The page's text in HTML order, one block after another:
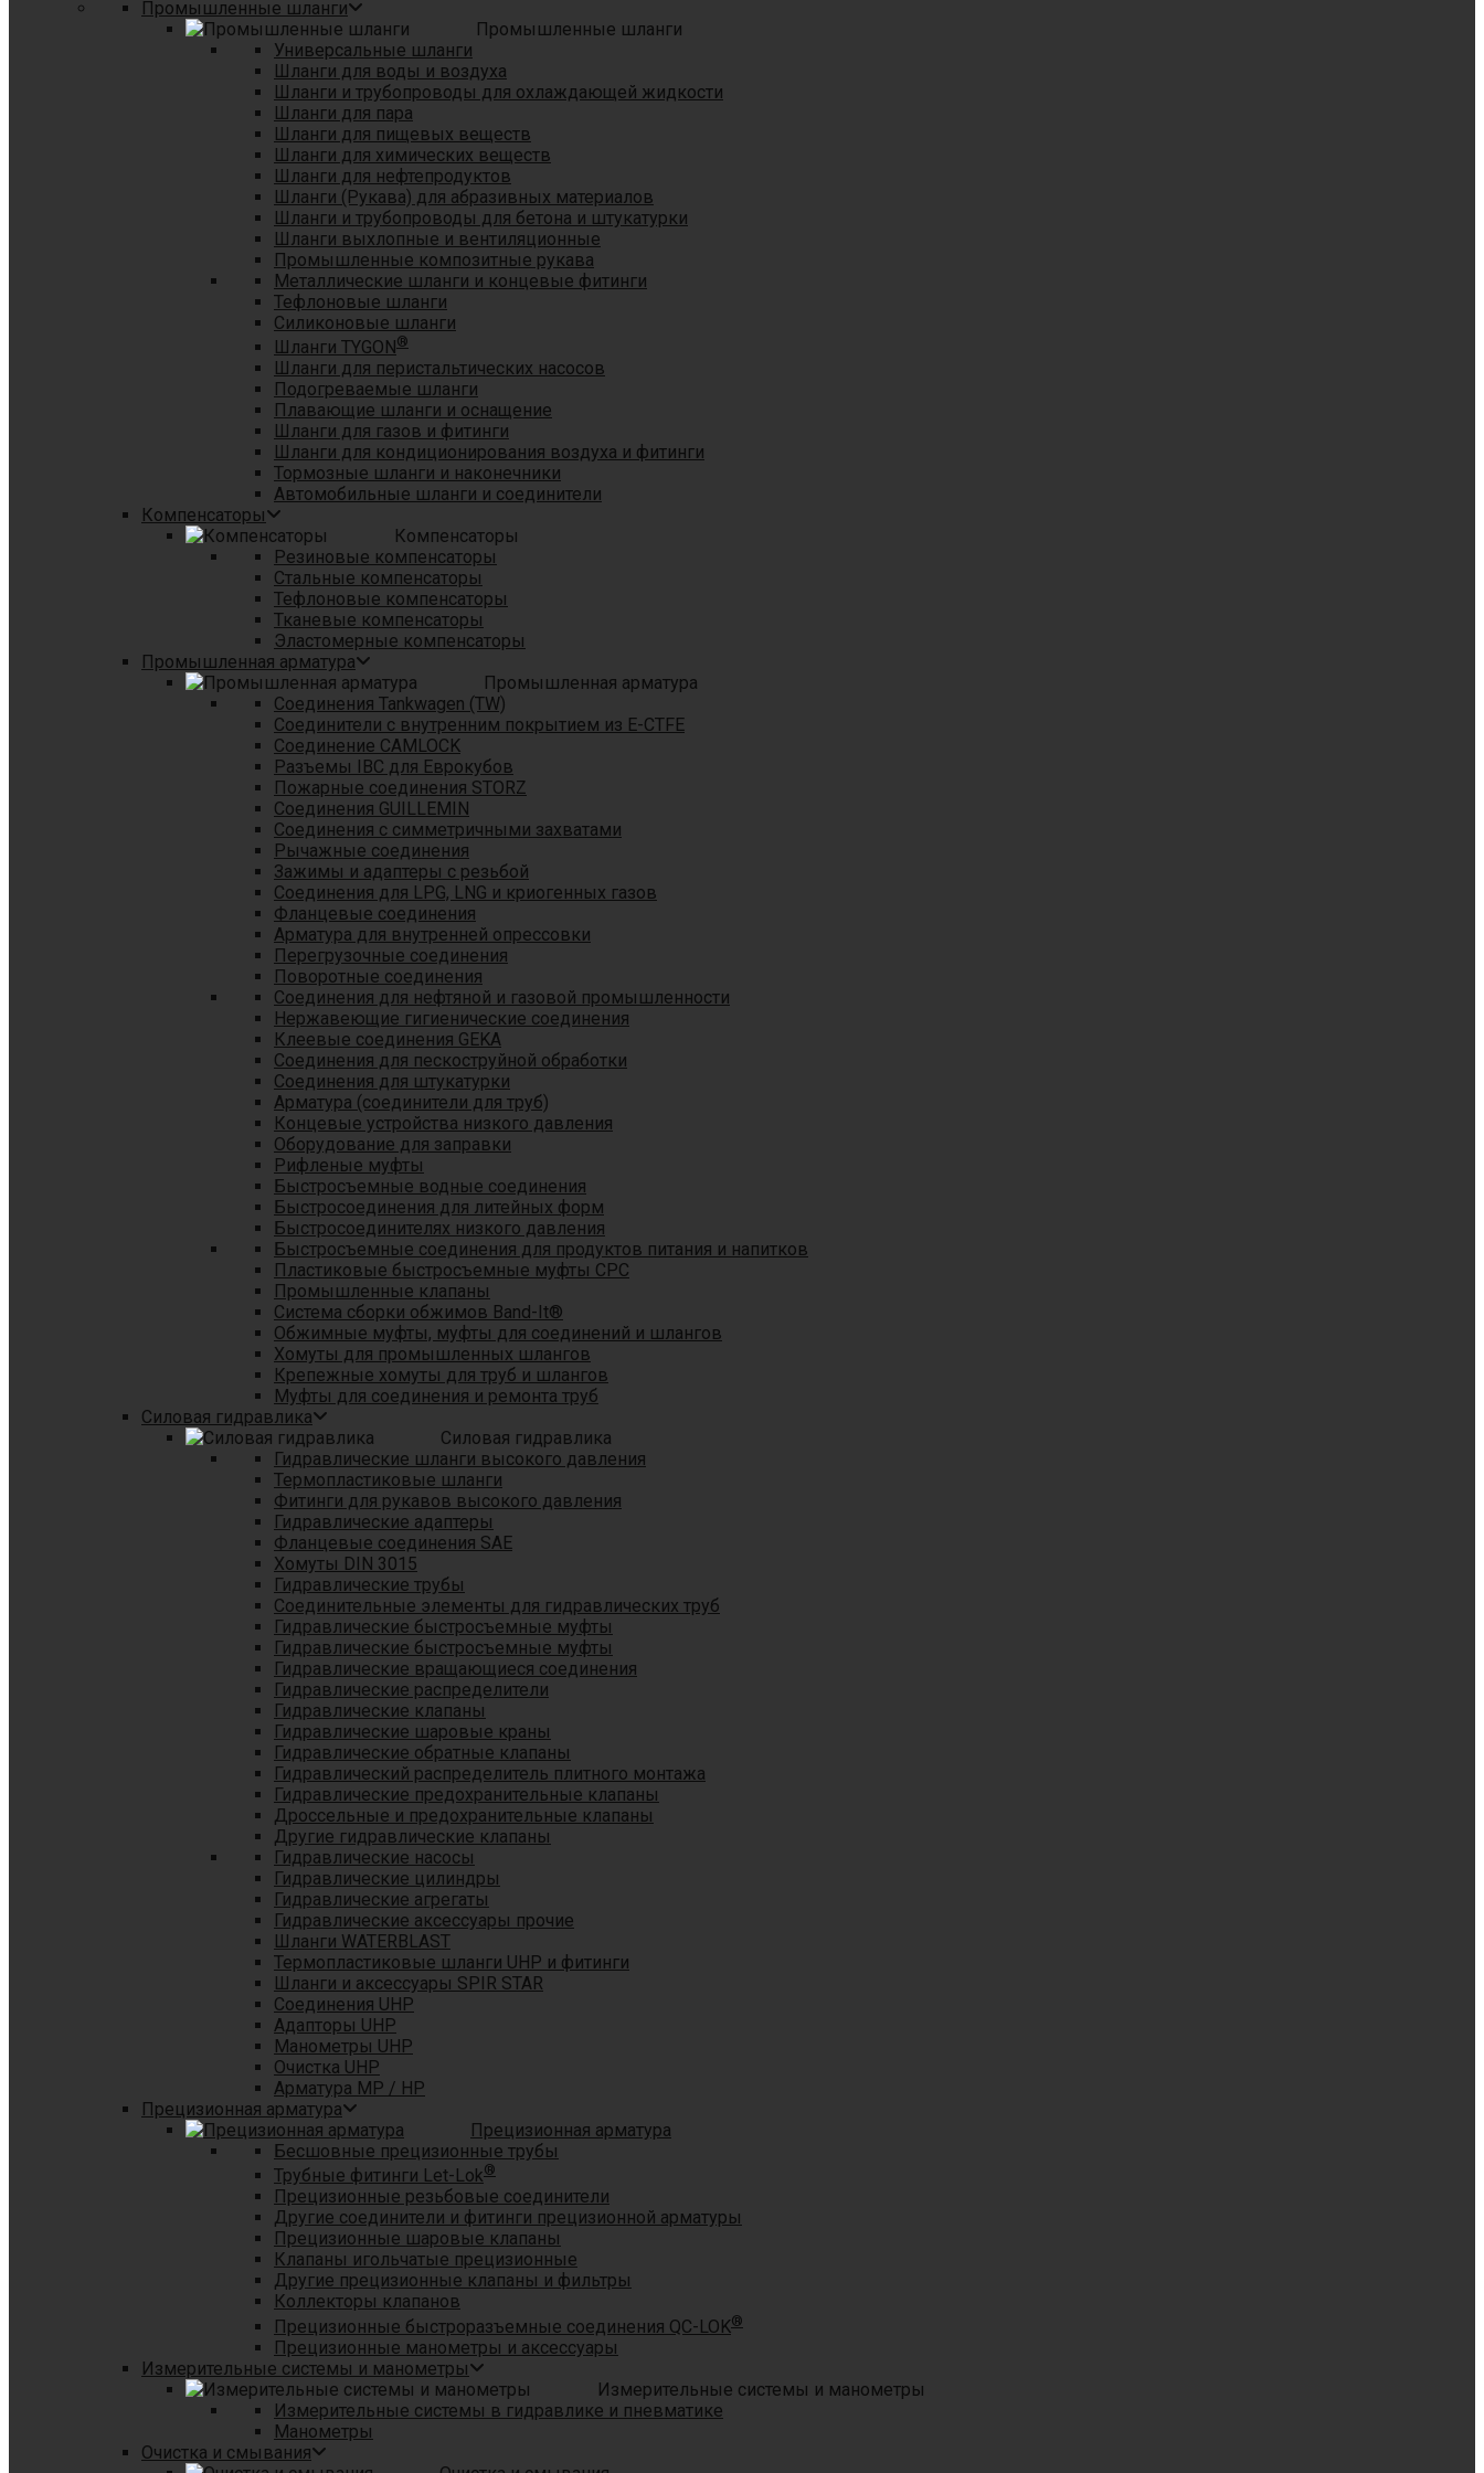
Промышленные шланги
Промышленные шланги
Универсальные шланги
Шланги для воды и воздуха
Шланги и трубопроводы для охлаждающей жидкости
Шланги для пара
Шланги для пищевых веществ
Шланги для химических веществ
Шланги для нефтепродуктов
Шланги (Рукава) для абразивных материалов
Шланги и трубопроводы для бетона и штукатурки
Шланги выхлопные и вентиляционные
Промышленные композитные рукава
Металлические шланги и концевые фитинги
Тефлоновые шланги
Силиконовые шланги
Шланги TYGON®
Шланги для перистальтических насосов
Подогреваемые шланги
Плавающие шланги и оснащение
Шланги для газов и фитинги
Шланги для кондиционирования воздуха и фитинги
Тормозные шланги и наконечники
Автомобильные шланги и соединители
Компенсаторы
Компенсаторы
Резиновые компенсаторы
Стальные компенсаторы
Тефлоновые компенсаторы
Тканевые компенсаторы
Эластомерные компенсаторы
Промышленная арматура
Промышленная арматура
Соединения Tankwagen (TW)
Соединители с внутренним покрытием из E-CTFE
Соединение CAMLOCK
Разъемы IBC для Еврокубов
Пожарные соединения STORZ
Соединения GUILLEMIN
Соединения с симметричными захватами
Рычажные соединения
Зажимы и адаптеры с резьбой
Соединения для LPG, LNG и криогенных газов
Фланцевые соединения
Арматура для внутренней опрессовки
Перегрузочные соединения
Поворотные соединения
Соединения для нефтяной и газовой промышленности
Нержавеющие гигиенические соединения
Клеевые соединения GEKA
Соединения для пескоструйной обработки
Cоединения для штукатурки
Арматура (соединители для труб)
Концевые устройства низкого давления
Оборудование для заправки
Рифленые муфты
Быстросъемные водные соединения
Быстросоединения для литейных форм
Быстросоединителях низкого давления
Быстросъемные соединения для продуктов питания и напитков
Пластиковые быстросъемные муфты CPC
Промышленные клапаны
Система сборки обжимов Band-It®
Обжимные муфты, муфты для соединений и шлангов
Хомуты для промышленных шлангов
Крепежные хомуты для труб и шлангов
Муфты для соединения и ремонта труб
Силовая гидравлика
Силовая гидравлика
Гидравлические шланги высокого давления
Термопластиковые шланги
Фитинги для рукавов высокого давления
Гидравлические адаптеры
Фланцевые соединения SAE
Хомуты DIN 3015
Гидравлические трубы
Соединительные элементы для гидравлических труб
Гидравлические быстросъемные муфты
Гидравлические быстросъемные муфты
Гидравлические вращающиеся соединения
Гидравлические распределители
Гидравлические клапаны
Гидравлические шаровые краны
Гидравлические обратные клапаны
Гидравлический распределитель плитного монтажа
Гидравлические предохранительные клапаны
Дроссельные и предохранительные клапаны
Другие гидравлические клапаны
Гидравлические насосы
Гидравлические цилиндры
Гидравлические агрегаты
Гидравлические аксессуары прочие
Шланги WATERBLAST
Термопластиковые шланги UHP и фитинги
Шланги и аксессуары SPIR STAR
Соединения UHP
Адапторы UHP
Манометры UHP
Очистка UHP
Арматура MP / HP
Прецизионная арматура
Прецизионная арматура
Бесшовные прецизионные трубы
Трубные фитинги Let-Lok®
Прецизионные резьбовые соединители
Другие соединители и фитинги прецизионной арматуры
Прецизионные шаровые клапаны
Клапаны игольчатые прецизионные
Другие прецизионные клапаны и фильтры
Коллекторы клапанов
Прецизионные быстроразъемные соединения QC-LOK®
Прецизионные манометры и аксессуары
Измерительные системы и манометры
Измерительные системы и манометры
Измерительные системы в гидравлике и пневматике
Манометры
Очистка и смывания